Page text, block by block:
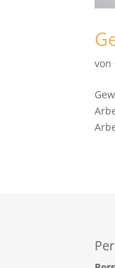
von